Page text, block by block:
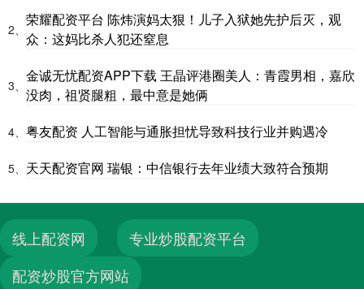
2、
荣耀配资平台 陈炜演妈太狠！儿子入狱她先护后灭，观
众：这妈比杀人犯还窒息
3、
金诚无忧配资APP下载 王晶评港圈美人：青霞男相，嘉欣
没肉，祖贤腿粗，最中意是她俩
4、 粤友配资 人工智能与通胀担忧导致科技行业并购遇冷
5、 天天配资官网 瑞银：中信银行去年业绩大致符合预期
线上配资网
专业炒股配资平台
配资炒股官方网站